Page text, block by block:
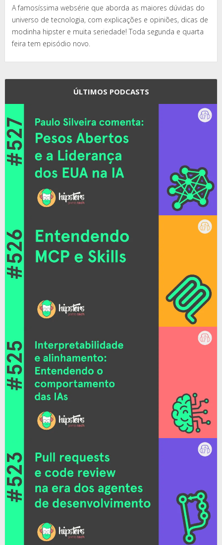
A famosíssima websérie que aborda as maiores dúvidas do
universo de tecnologia, com explicações e opiniões, dicas de
modinha hipster e muita seriedade! Toda segunda e quarta
feira tem episódio novo.
ÚLTIMOS PODCASTS